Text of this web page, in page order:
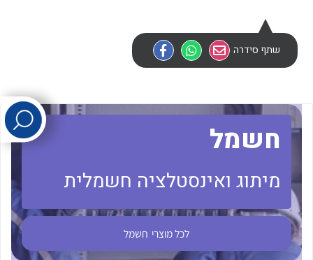
לכל מוצרי היצרן
לכל מוצרי היצרן לכל מוצרי היצרן
שתף סידרה
חשמל
מיתוג ואינסטלציה חשמלית
לכל מוצרי חשמל